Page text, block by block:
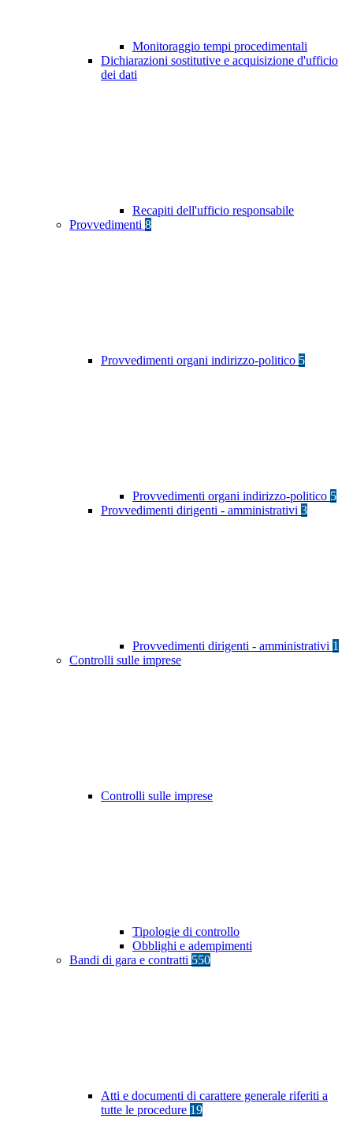
Monitoraggio tempi procedimentali
Dichiarazioni sostitutive e acquisizione d'ufficio
dei dati
Recapiti dell'ufficio responsabile
Provvedimenti 8
Provvedimenti organi indirizzo-politico 5
Provvedimenti organi indirizzo-politico 5
Provvedimenti dirigenti - amministrativi 3
Provvedimenti dirigenti - amministrativi 1
Controlli sulle imprese
Controlli sulle imprese
Tipologie di controllo
Obblighi e adempimenti
Bandi di gara e contratti 550
Atti e documenti di carattere generale riferiti a
tutte le procedure 19